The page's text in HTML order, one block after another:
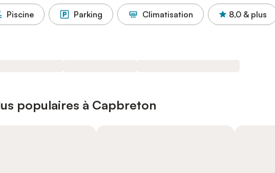
Piscine Parking Climatisation 8,0 & plus
populaires à Capbreton